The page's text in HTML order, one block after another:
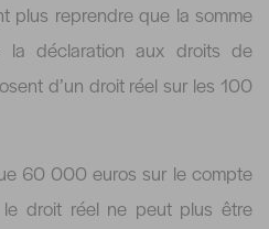
plus reprendre que la somme
déclaration aux droits de
d’un droit réel sur les 100
60 000 euros sur le compte
le droit réel ne peut plus être